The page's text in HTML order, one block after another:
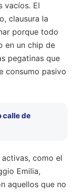
vacíos. El
clausura la
porque todo
en un chip de
pegatinas que
consumo pasivo
calle de
como el
Emilia,
aquellos que no